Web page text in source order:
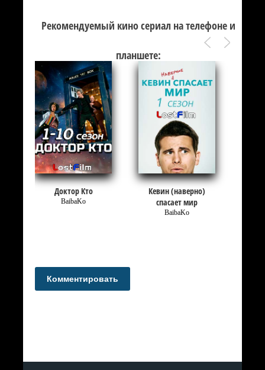
Рекомендуемый кино сериал на телефоне и
планшете:
Доктор Кто
BaibaKo
Кевин (наверно)
спасает мир
BaibaKo
Комментировать